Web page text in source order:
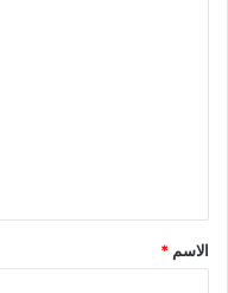
*
الاسم *